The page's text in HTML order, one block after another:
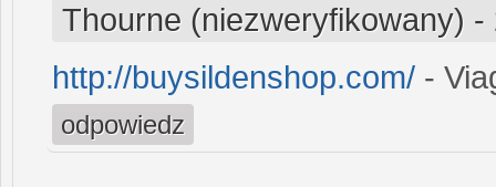
Thourne (niezweryfikowany) -
http://buysildenshop.com/ -
odpowiedz